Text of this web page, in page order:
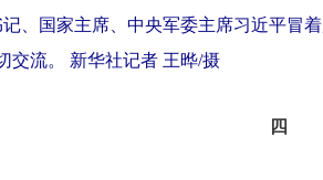
国家主席、中央军委主席习近平冒
交流。 新华社记者 王晔/摄
四